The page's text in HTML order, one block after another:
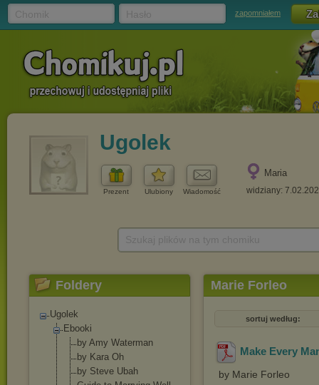
zapomniałem
Ugolek
Prezent Ulubiony Wiadomość
Maria
widziany:
Foldery
Ugolek
Ebooki
by Amy Waterman
by Kara Oh
by Steve Ubah
Marie Forleo
sortuj według:
Make Every
by Marie Forleo